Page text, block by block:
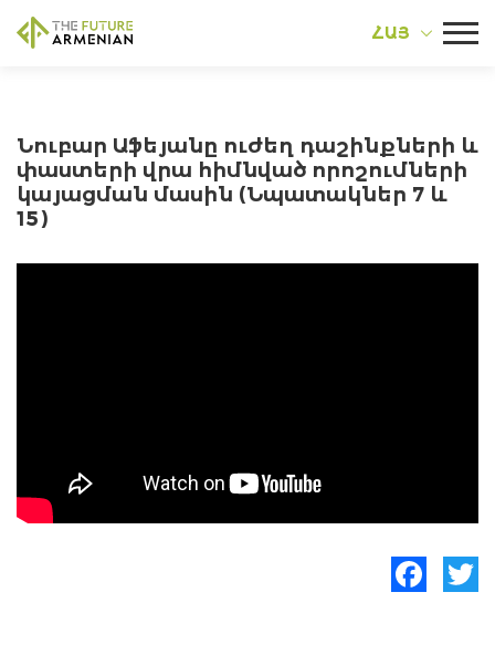
ՀԱՅ
Նուբար Աֆեյանը ուժեղ դաշինքների և
փաստերի վրա հիմնված որոշումների
կայացման մասին (Նպատակներ 7 և
15)